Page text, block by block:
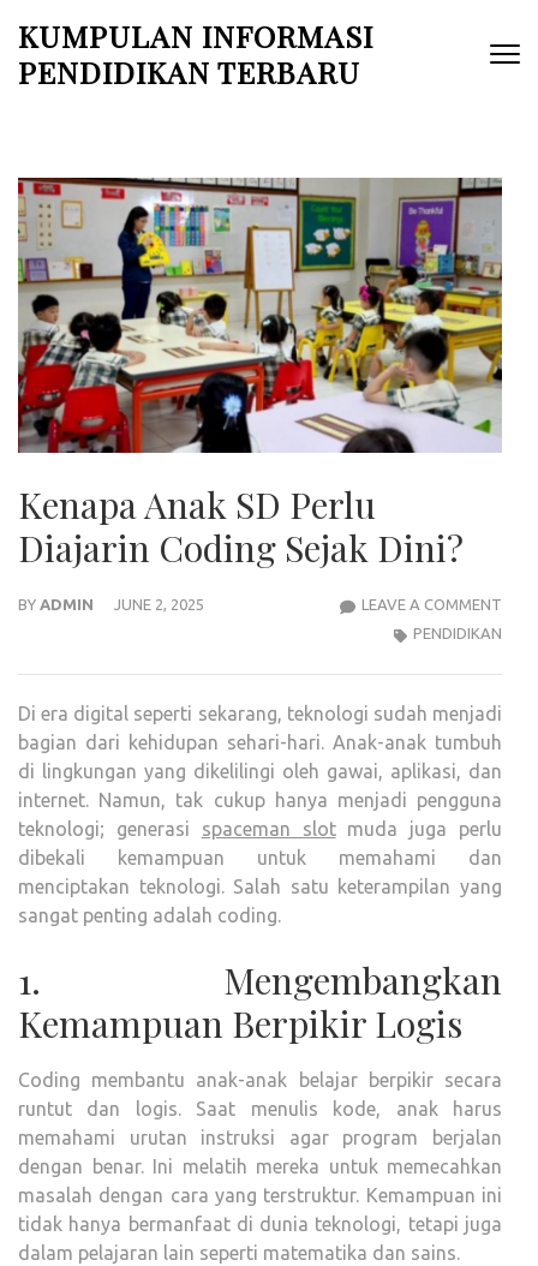
content
KUMPULAN INFORMASI
PENDIDIKAN TERBARU
Kenapa Anak SD Perlu
Diajarin Coding Sejak Dini?
BY ADMIN JUNE 2, 2025 LEAVE A COMMENT
PENDIDIKAN
Di era digital seperti sekarang, teknologi sudah menjadi
bagian dari kehidupan sehari-hari. Anak-anak tumbuh
di lingkungan yang dikelilingi oleh gawai, aplikasi, dan
internet. Namun, tak cukup hanya menjadi pengguna
teknologi; generasi spaceman slotmuda juga perlu
dibekali kemampuan untuk memahami dan
menciptakan teknologi. Salah satu keterampilan yang
sangat penting adalah coding.
1. Mengembangkan
Kemampuan Berpikir Logis
Coding membantu anak-anak belajar berpikir secara
runtut dan logis. Saat menulis kode, anak harus
memahami urutan instruksi agar program berjalan
dengan benar. Ini melatih mereka untuk memecahkan
masalah dengan cara yang terstruktur. Kemampuan ini
tidak hanya bermanfaat di dunia teknologi, tetapi juga
dalam pelajaran lain seperti matematika dan sains.